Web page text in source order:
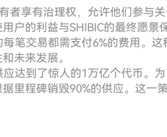
者享有治理权，允许他们参与
户的利益与SHIBIC的最终愿景
每笔交易都需支付6%的费用。
未来发展。
应达到了惊人的1万亿个代币。
里程碑销毁90%的供应。这一